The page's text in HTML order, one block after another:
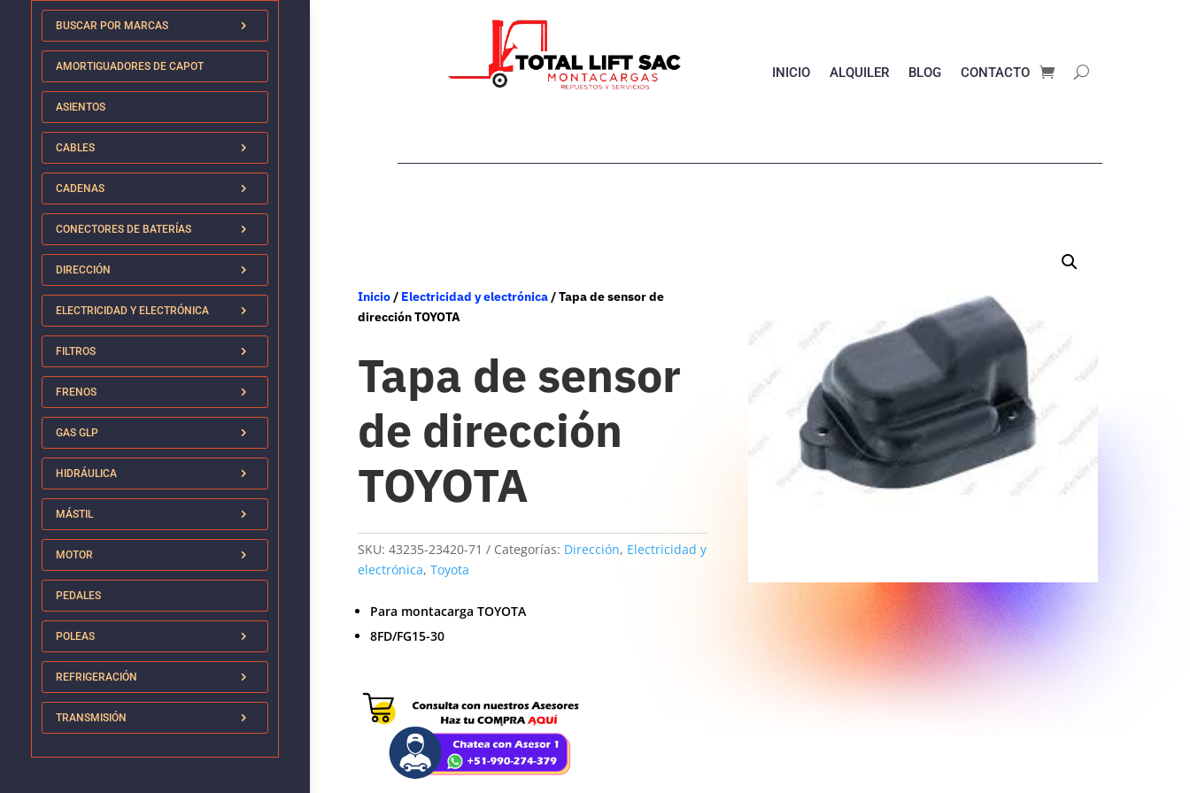
BUSCAR POR MARCAS
AMORTIGUADORES DE CAPOT
ASIENTOS
CABLES
CADENAS
CONECTORES DE BATERÍAS
DIRECCIÓN
ELECTRICIDAD Y ELECTRÓNICA
FILTROS
FRENOS
GAS GLP
HIDRÁULICA
MÁSTIL
MOTOR
PEDALES
POLEAS
REFRIGERACIÓN
TRANSMISIÓN
INICIO ALQUILER BLOG CONTACTO
Inicio/ Electricidad y electrónica/ Tapa de sensor de
dirección TOYOTA
Tapa de sensor
de dirección
TOYOTA
SKU:43235-23420-71 Categorías: Dirección, Electricidad y
electrónica,Toyota
Para montacarga TOYOTA
8FD/FG15-30